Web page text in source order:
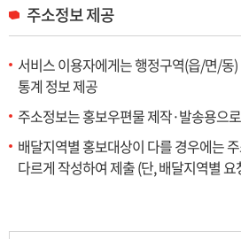
주소정보 제공
서비스 이용자에게는 행정구역(읍/면/동
통계 정보 제공
주소정보는 홍보우편물 제작·발송용으
배달지역별 홍보대상이 다를 경우에는
다르게 작성하여 제출(단, 배달지역별